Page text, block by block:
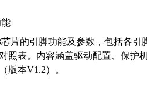
片的引脚功能及参数，包括各
照表。内容涵盖驱动配置、保护
版本V1.2）。